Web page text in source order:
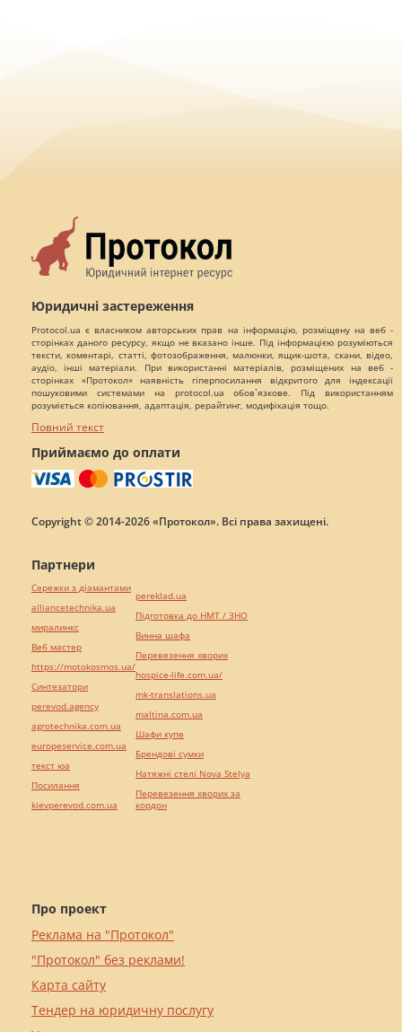
Юридичні застереження
Protocol.ua є власником авторських прав на інформацію, розміщену на веб -
сторінках даного ресурсу, якщо не вказано інше. Під інформацією розуміються
тексти, коментарі, статті, фотозображення, малюнки, ящик-шота, скани, відео,
аудіо, інші матеріали. При використанні матеріалів, розміщених на веб -
сторінках «Протокол» наявність гіперпосилання відкритого для індексації
пошуковими системами на protocol.ua обов`язкове. Під використанням
розуміється копіювання, адаптація, рерайтинг, модифікація тощо.
Повний текст
Приймаємо до оплати
Copyright © 2014-2026 «Протокол». Всі права захищені.
Про проект
Реклама на "Протокол"
"Протокол" без реклами!
Карта сайту
Тендер на юридичну послугу
Партнери
Сережки з діамантами
alliancetechnika.ua
миралинкс
Веб мастер
https://motokosmos.ua/
Синтезатори
perevod.agency
agrotechnika.com.ua
europeservice.com.ua
текст юа
Посилання
kievperevod.com.ua
pereklad.ua
Підготовка до НМТ / ЗНО
Винна шафа
Перевезення хворих
hospice-life.com.ua/
mk-translations.ua
maltina.com.ua
Шафи купе
Брендові сумки
Натяжні стелі Nova Stelya
Перевезення хворих за
кордон